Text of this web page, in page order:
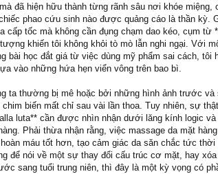
đã hiện hữu thành từng rãnh sâu nơi khóe
phao cứu sinh nào được quảng cáo là thần
cấp tốc mà không cần đụng chạm dao kéo, cụm
tượng khiến tôi không khỏi tò mò lẫn nghi ngại. Với
bài học đắt giá từ việc dùng mỹ phẩm sai cách, tôi
vào những hứa hẹn viển vông trên bao bì.
ta thường bị mê hoặc bởi những hình ảnh trước
chim biến mất chỉ sau vài lần thoa. Tuy nhiên, sự
luta** cần được nhìn nhận dưới lăng kính logic
Phải thừa nhận rằng, việc massage da mặt
máu tốt hơn, tạo cảm giác da săn chắc tức thời
để nói về một sự thay đổi cấu trúc cơ mặt, hay
sang tuổi trung niên, thì đây là một kỳ vọng có